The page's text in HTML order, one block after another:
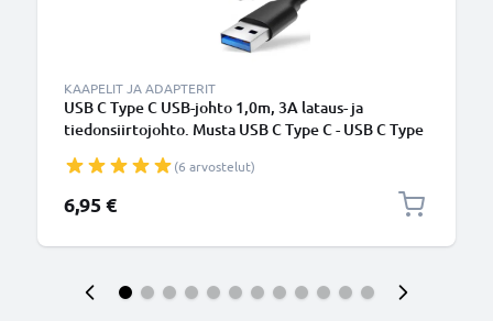
KAAPELIT JA ADAPTERIT
USB C Type C USB-johto 1,0m, 3A lataus- ja
tiedonsiirtojohto. Musta USB C Type C - USB C Type
(6 arvostelut)
6,95 €